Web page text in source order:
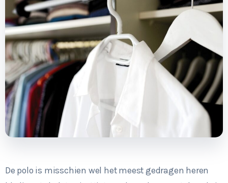
De polo is misschien wel het meest gedragen heren